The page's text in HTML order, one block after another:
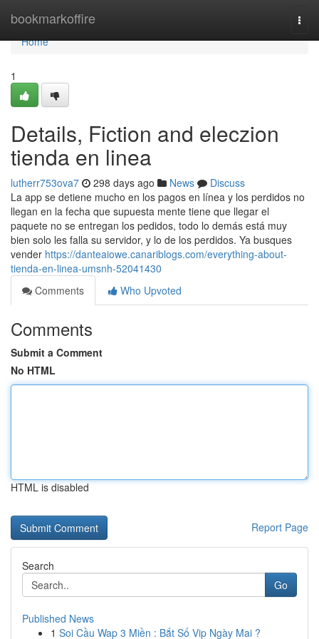
bookmarkoffire
Home
Home
1
Details, Fiction and eleczion
tienda en linea
lutherr753ova7 298 days ago News
Discuss
La app se detiene mucho en los pagos en línea y los perdidos no
llegan en la fecha que supuesta mente tiene que llegar el
paquete no se entregan los pedidos, todo lo demás está muy
bien solo les falla su servidor, y lo de los perdidos. Ya busques
vender https://danteaiowe.canariblogs.com/everything-about-
tienda-en-linea-umsnh-52041430
Comments
Who Upvoted
Comments
Submit a Comment
No HTML
HTML is disabled
Report Page
Search
Go
Published News
1 Soi Cầu Wap 3 Miền : Bắt Số Vip Ngày Mai ?